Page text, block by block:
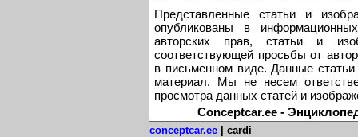
Представленные статьи и
опубликованы в
авторских прав, статьи и
соответствующей просьбы от
в письменном виде. Данные
материал. Мы не несем
просмотра данных статей и
Conceptcar.ee -
conceptcar.ee | cardi